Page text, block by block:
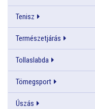
Tenisz
Természetjárás
Tollaslabda
Tömegsport
Úszás